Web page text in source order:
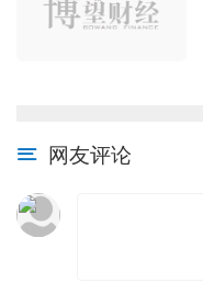
网友评论